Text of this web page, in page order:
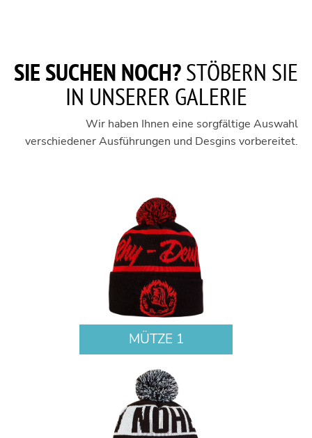
SIE SUCHEN NOCH?STÖBERN SIE
IN UNSERER GALERIE
Wir haben Ihnen eine sorgfältige Auswahl
verschiedener Ausführungen und Desgins vorbereitet.
MÜTZE 1